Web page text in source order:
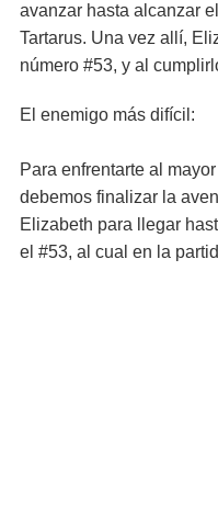
avanzar hasta alcanzar
Tartarus. Una vez allí,
número #53, y al
El enemigo más difícil:
Para enfrentarte al
debemos finalizar la
Elizabeth para llegar
el #53, al cual en la